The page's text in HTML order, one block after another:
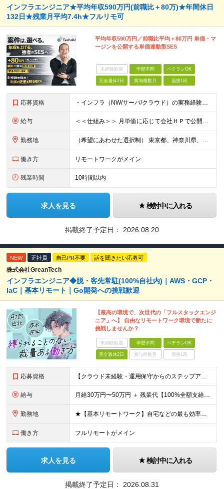
インフラエンジニア★平均年収590万円(前職比＋80万)★年間休日
132日★残業月平均7.4h★フルリモ可
平均年収590万円／前職比平均＋80万円 単価・マ
ージンを公開する単価連動型SES
未経験歓迎 学歴不問 ベテランOK
完全週休2日 賞与複数月 面接1回
応募資格 ・インフラ（NW/サーバ/クラウド）の実務経験をお持ちの方（目安：1年以上は全員面接確定） ・インフラに興味がある未経験の方 ・学歴不問 ■ こんな方を歓迎します ・IaC（Terraform等）
給与 ＜＜仕組み＞＞ 月単価に応じて会社ＨＰで公開しているテーブルにもとづき毎月決定されます！ https://www.tech4u.dev/payroll ＜＜実績＞＞ 平均年収実績：590万円 ＜＜
勤務地 （希望にあわせた選択制） 東京都、神奈川県、埼玉県、千葉県、大阪府、兵庫県、京都府、愛知県、福岡県の各プロジェクト先 ・フル／ハイブリッドリモート案件あり ・転勤なし ・U・Iターンも歓迎＆支援可能
働き方 リモートワークがメイン
残業時間 10時間以内
求人を見る 検討中に入れる
掲載終了予定日： 2026.08.20
NEW 正社員 自己PR不要 話を聞きたい応募可
株式会社GreanTech
インフラエンジニア◆脱・客先常駐(100%自社内)｜AWS・GCP・
IaC｜基本リモート｜Go開発への挑戦歓迎
【最高の環境で、次世代の「フルスタックエンジ
ニア」へ】 自由なリモートワーク環境で新たに
挑戦しませんか？
未経験歓迎 学歴不問 ベテランOK
完全週休2日 賞与複数月 面接1回
応募資格 【クラウド未経験・運用保守からのステップアップ歓迎！学歴不問】 ・何かしらのインフラ実務経験をお持ちの方（サーバー/ネットワークの運用保守・監視、オンプレ環境のみの方も大歓迎！） ・月1回程度、秋葉原
給与 月給30万円〜50万円 ＋ 残業代【100%全額支給】＋ 決算賞与 ※上記は固定残業代（みなし残業）を含まない【基本給】の金額です！ ※試用期間なし（入社初月から満額支給） ※あなたの前職給与や経験
勤務地 ★【基本リモートワーク】自宅などの最も効率よく働ける場所で開発に集中OK！ ・エンジニアの「働きやすさ」を最優先しており、基本リモートで働ける案件を厳選して獲得しています。 ・通勤ラッシュなどのストレ
働き方 フルリモートがメイン
求人を見る 検討中に入れる
掲載終了予定日： 2026.08.31